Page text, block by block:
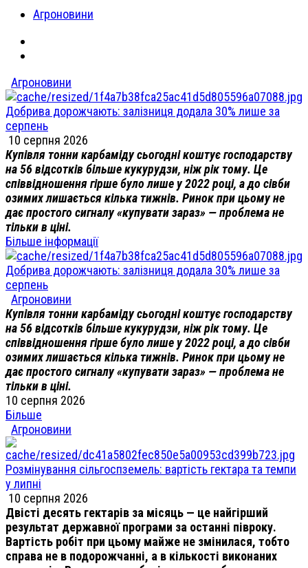
Агроновини
Агроновини
Добрива дорожчають: залізниця додала 30% лише за
серпень
10 серпня 2026
Купівля тонни карбаміду сьогодні коштує господарству
на 56 відсотків більше кукурудзи, ніж рік тому. Це
співвідношення гірше було лише у 2022 році, а до сівби
озимих лишається кілька тижнів. Ринок при цьому не
дає простого сигналу «купувати зараз» — проблема не
тільки в ціні.
Більше інформації
Добрива дорожчають: залізниця додала 30% лише за
серпень
Агроновини
Купівля тонни карбаміду сьогодні коштує господарству
на 56 відсотків більше кукурудзи, ніж рік тому. Це
співвідношення гірше було лише у 2022 році, а до сівби
озимих лишається кілька тижнів. Ринок при цьому не
дає простого сигналу «купувати зараз» — проблема не
тільки в ціні.
10 серпня 2026
Більше
Агроновини
Розмінування сільгоспземель: вартість гектара та темпи
у липні
10 серпня 2026
Двісті десять гектарів за місяць — це найгірший
результат державної програми за останні півроку.
Вартість робіт при цьому майже не змінилася, тобто
справа не в подорожчанні, а в кількості виконаних